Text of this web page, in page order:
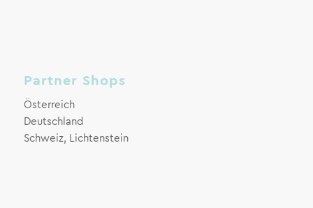
Partner Shops
Österreich
Deutschland
Schweiz, Lichtenstein